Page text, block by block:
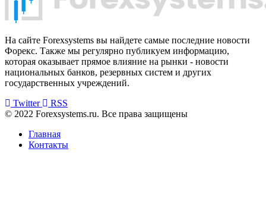
На сайте Forexsystems вы найдете самые последние новости
Форекс. Также мы регулярно публикуем информацию,
которая оказывает прямое влияние на рынки - новости
национальных банков, резервных систем и других
государственных учреждений.
Twitter
RSS
© 2022 Forexsystems.ru. Все права защищены
Главная
Контакты